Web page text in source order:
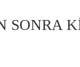
SONRA